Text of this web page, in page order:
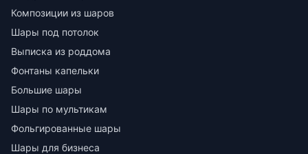
Композиции из шаров
Шары под потолок
Выписка из роддома
Фонтаны капельки
Большие шары
Шары по мультикам
Фольгированные шары
Шары для бизнеса